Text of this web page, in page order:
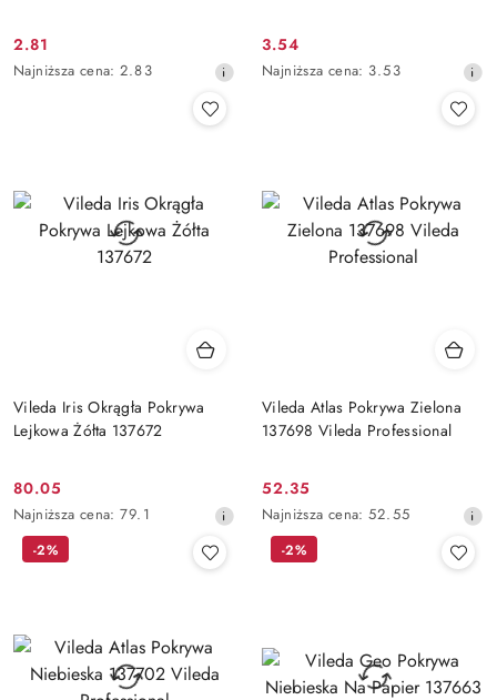
Cena
promocyjna:
2.81
Najniższa
obniżką
Najniższa cena: 2.83
Cena
promocyjna:
3.54
Najniższa
obniżką
Najniższa cena: 3.53
Vileda Iris Okrągła Pokrywa
Lejkowa Żółta 137672
Cena
promocyjna:
80.05
Najniższa
cena
obniżką
Najniższa cena: 79.1
Vileda Atlas Pokrywa Zielona
137698 Vileda Professional
Cena
promocyjna:
52.35
Najniższa
cena
Najniższa cena: 52.55
-2% -2%